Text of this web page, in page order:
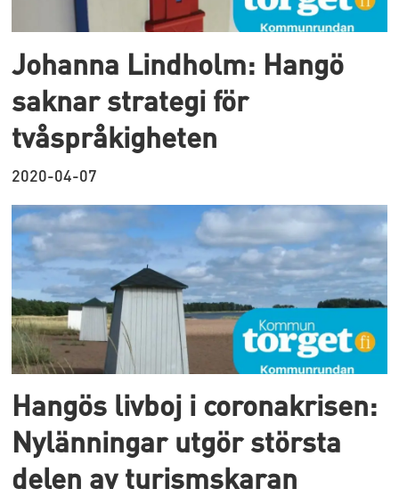
Johanna Lindholm: Hangö
saknar strategi för
tvåspråkigheten
2020-04-07
Hangös livboj i coronakrisen:
Nylänningar utgör största
delen av turismskaran